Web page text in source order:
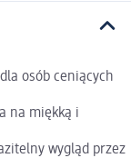
osób ceniących
na miękką i
wygląd przez